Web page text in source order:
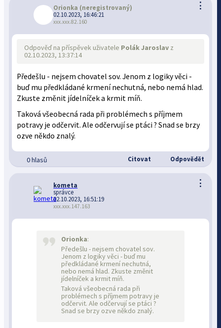
⋮
Orionka (neregistrovaný)
02.10.2023, 16:46:21
xxx.xxx.82.160
Odpověď na příspěvek uživatele Polák Jaroslav z
02.10.2023, 13:37:14
Předešlu - nejsem chovatel sov. Jenom z logiky věci -
buď mu předkládané krmení nechutná, nebo nemá hlad.
Zkuste změnit jídelníček a krmit míň.
Taková všeobecná rada při problémech s příjmem
potravy je odčervit. Ale odčervují se ptáci ? Snad se brzy
ozve někdo znalý.
0 hlasů Citovat Odpovědět
⋮
kometa
správce
02.10.2023, 16:51:19
xxx.xxx.147.163
Orionka:
Předešlu - nejsem chovatel sov.
Jenom z logiky věci - buď mu
předkládané krmení nechutná,
nebo nemá hlad. Zkuste změnit
jídelníček a krmit míň.
Taková všeobecná rada při
problémech s příjmem potravy je
odčervit. Ale odčervují se ptáci ?
Snad se brzy ozve někdo znalý.